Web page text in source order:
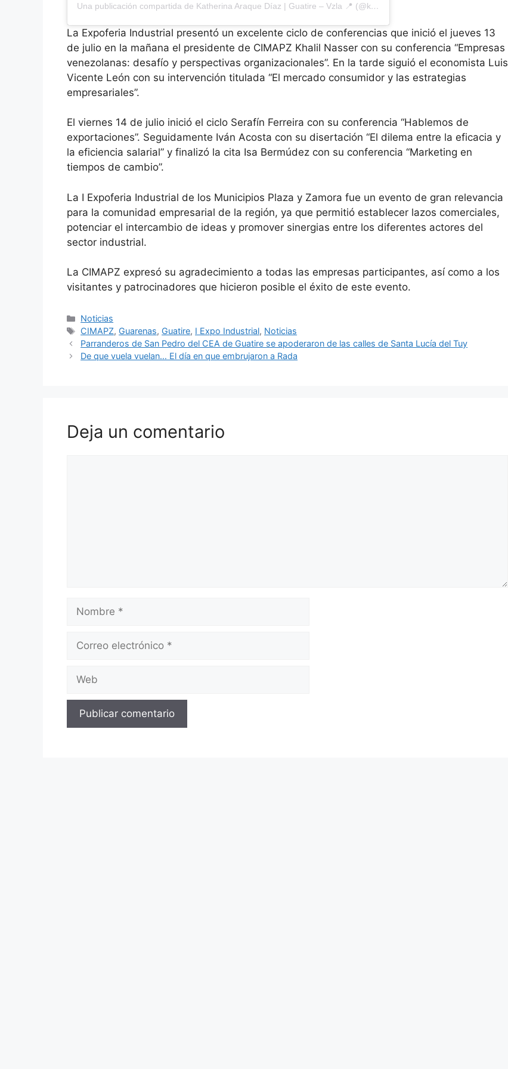
Una publicación compartida de Katherina Araque Díaz | Guatire – Vzla 📍 (@kathearaquefm)
La Expoferia Industrial presentó un excelente ciclo de conferencias que inició el jueves 13
de julio en la mañana el presidente de CIMAPZ Khalil Nasser con su conferencia “Empresas
venezolanas: desafío y perspectivas organizacionales”. En la tarde siguió el economista Luis
Vicente León con su intervención titulada “El mercado consumidor y las estrategias
empresariales”.
El viernes 14 de julio inició el ciclo Serafín Ferreira con su conferencia “Hablemos de
exportaciones”. Seguidamente Iván Acosta con su disertación “El dilema entre la eficacia y
la eficiencia salarial” y finalizó la cita Isa Bermúdez con su conferencia “Marketing en
tiempos de cambio”.
La I Expoferia Industrial de los Municipios Plaza y Zamora fue un evento de gran relevancia
para la comunidad empresarial de la región, ya que permitió establecer lazos comerciales,
potenciar el intercambio de ideas y promover sinergias entre los diferentes actores del
sector industrial.
La CIMAPZ expresó su agradecimiento a todas las empresas participantes, así como a los
visitantes y patrocinadores que hicieron posible el éxito de este evento.
Noticias
CIMAPZ, Guarenas, Guatire, I Expo Industrial, Noticias
Parranderos de San Pedro del CEA de Guatire se apoderaron de las calles de Santa Lucía del Tuy
De que vuela vuelan… El día en que embrujaron a Rada
Deja un comentario